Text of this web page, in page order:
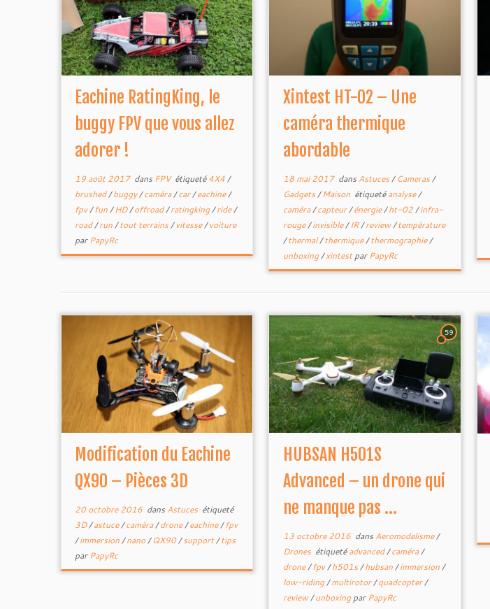
Eachine RatingKing, le
buggy FPV que vous allez
adorer !
19 août 2017dans FPV étiqueté4X4/
brushed/buggy/caméra/car/eachine/
fpv/fun/HD/offroad/ratingking/ride/
road/run/tout terrains/vitesse/voiture
parPapyRc
Xintest HT-02 – Une
caméra thermique
abordable
18 mai 2017dans Astuces/Cameras/
Gadgets/Maison étiquetéanalyse/
caméra/capteur/énergie/ht-02/infra-
rouge/invisible/IR/review/température
/thermal/thermique/thermographie/
unboxing/xintestparPapyRc
Modification du Eachine
QX90 – Pièces 3D
20 octobre 2016 dans Astuces étiqueté
3D/astuce/caméra/drone/eachine/fpv
/immersion/nano/QX90/support/tips
parPapyRc
59
HUBSAN H501S
Advanced – un drone qui
ne manque pas ...
13 octobre 2016dans Aeromodelisme/
Drones étiquetéadvanced/caméra/
drone/fpv/h501s/hubsan/immersion/
low-riding/multirotor/quadcopter/
review/unboxingparPapyRc